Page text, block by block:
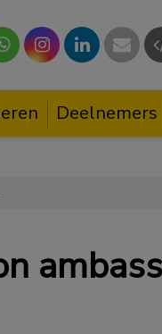
Deelnemers